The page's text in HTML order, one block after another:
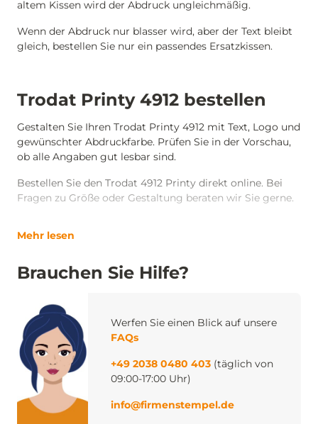
altem Kissen wird der Abdruck ungleichmäßig.
Wenn der Abdruck nur blasser wird, aber der Text bleibt
gleich, bestellen Sie nur ein passendes Ersatzkissen.
Trodat Printy 4912 bestellen
Gestalten Sie Ihren Trodat Printy 4912 mit Text, Logo und
gewünschter Abdruckfarbe. Prüfen Sie in der Vorschau,
ob alle Angaben gut lesbar sind.
Bestellen Sie den Trodat 4912 Printy direkt online. Bei
Fragen zu Größe oder Gestaltung beraten wir Sie gerne.
Mehr lesen
Brauchen Sie Hilfe?
Werfen Sie einen Blick auf unsere
FAQs
+49 2038 0480 403 (täglich von
09:00-17:00 Uhr)
info@firmenstempel.de